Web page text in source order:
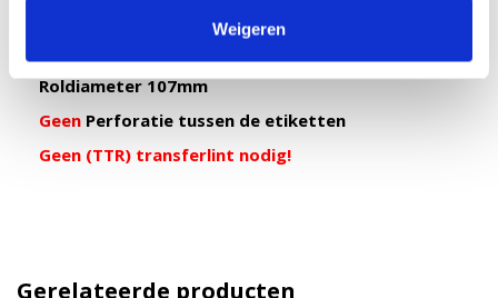
Weigeren
Aantal etiketten per rol: 4.650
Roldiameter 107mm
Geen Perforatie tussen de etiketten
Geen (TTR) transferlint nodig!
Gerelateerde producten